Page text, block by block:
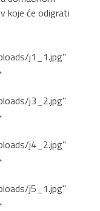
koje će odigrati
j1_1.jpg"
j3_2.jpg"
j4_2.jpg"
j5_1.jpg"